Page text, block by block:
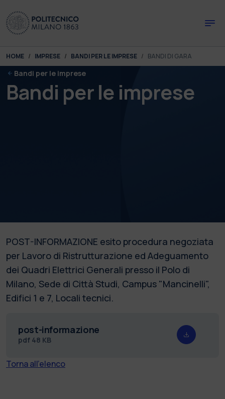
You are here:
HOME IMPRESE BANDI PER LE IMPRESE BANDI DI GARA
Bandi per le imprese
Bandi per le imprese
POST-INFORMAZIONE esito procedura negoziata
per Lavoro di Ristrutturazione ed Adeguamento
dei Quadri Elettrici Generali presso il Polo di
Milano, Sede di Città Studi, Campus "Mancinelli",
Edifici 1 e 7, Locali tecnici.
post-informazione
pdf 48 KB
Torna all'elenco